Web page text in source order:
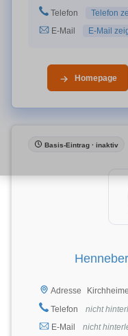
Telefon
Telefon
E-Mail
E-Mail
Homepage
Basis-Eintrag · inaktiv
Adresse
Telefon
nicht
E-Mail
nicht